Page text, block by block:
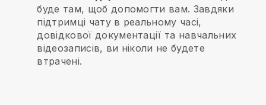
буде там, щоб допомогти вам. Завдяки
підтримці чату в реальному часі,
довідкової документації та навчальних
відеозаписів, ви ніколи не будете
втрачені.